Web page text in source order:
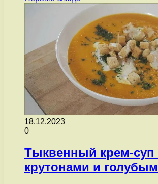
18.12.2023
0
Тыквенный крем-суп
крутонами и